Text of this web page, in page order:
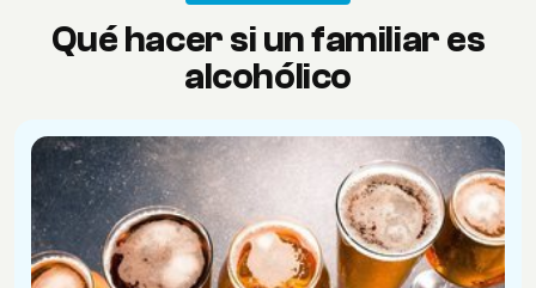
Qué hacer si un familiar es
alcohólico